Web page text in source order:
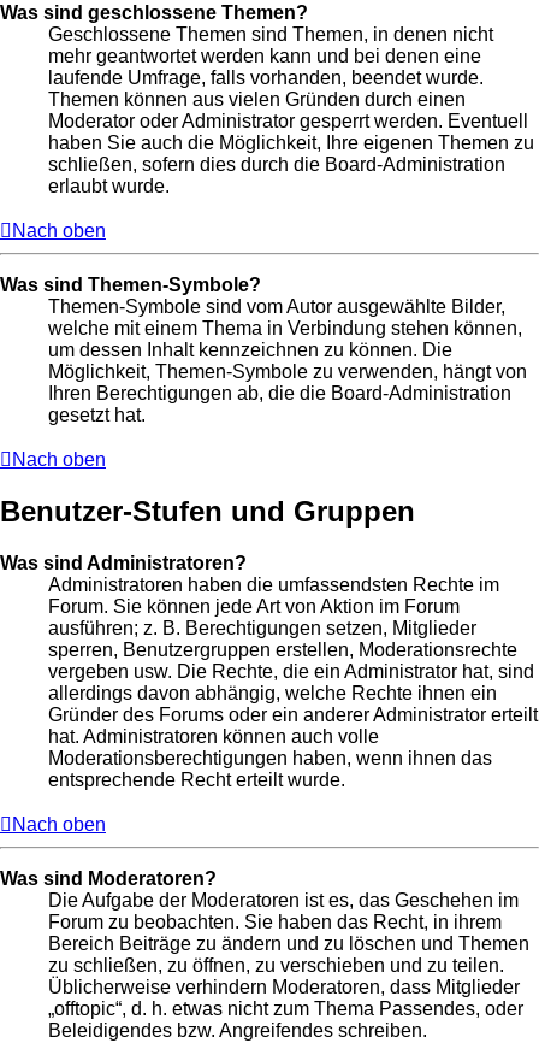
Was sind geschlossene Themen?
Geschlossene Themen sind Themen, in denen nicht
mehr geantwortet werden kann und bei denen eine
laufende Umfrage, falls vorhanden, beendet wurde.
Themen können aus vielen Gründen durch einen
Moderator oder Administrator gesperrt werden. Eventuell
haben Sie auch die Möglichkeit, Ihre eigenen Themen zu
schließen, sofern dies durch die Board-Administration
erlaubt wurde.
Nach oben
Was sind Themen-Symbole?
Themen-Symbole sind vom Autor ausgewählte Bilder,
welche mit einem Thema in Verbindung stehen können,
um dessen Inhalt kennzeichnen zu können. Die
Möglichkeit, Themen-Symbole zu verwenden, hängt von
Ihren Berechtigungen ab, die die Board-Administration
gesetzt hat.
Nach oben
Benutzer-Stufen und Gruppen
Was sind Administratoren?
Administratoren haben die umfassendsten Rechte im
Forum. Sie können jede Art von Aktion im Forum
ausführen; z. B. Berechtigungen setzen, Mitglieder
sperren, Benutzergruppen erstellen, Moderationsrechte
vergeben usw. Die Rechte, die ein Administrator hat, sind
allerdings davon abhängig, welche Rechte ihnen ein
Gründer des Forums oder ein anderer Administrator erteilt
hat. Administratoren können auch volle
Moderationsberechtigungen haben, wenn ihnen das
entsprechende Recht erteilt wurde.
Nach oben
Was sind Moderatoren?
Die Aufgabe der Moderatoren ist es, das Geschehen im
Forum zu beobachten. Sie haben das Recht, in ihrem
Bereich Beiträge zu ändern und zu löschen und Themen
zu schließen, zu öffnen, zu verschieben und zu teilen.
Üblicherweise verhindern Moderatoren, dass Mitglieder
„offtopic“, d. h. etwas nicht zum Thema Passendes, oder
Beleidigendes bzw. Angreifendes schreiben.